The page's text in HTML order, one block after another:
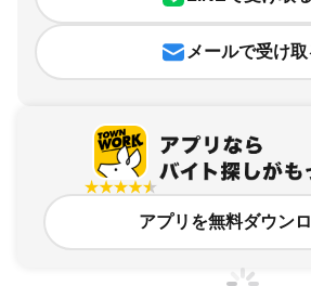
メールで受け取
アプリを無料ダウン